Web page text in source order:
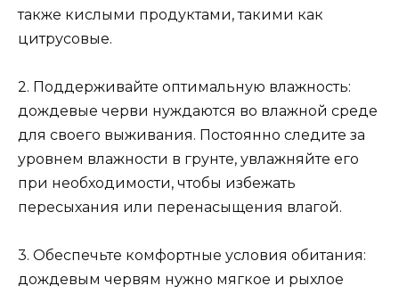
также кислыми продуктами, такими как
цитрусовые.
2. Поддерживайте оптимальную влажность:
дождевые черви нуждаются во влажной среде
для своего выживания. Постоянно следите за
уровнем влажности в грунте, увлажняйте его
при необходимости, чтобы избежать
пересыхания или перенасыщения влагой.
3. Обеспечьте комфортные условия обитания:
дождевым червям нужно мягкое и рыхлое